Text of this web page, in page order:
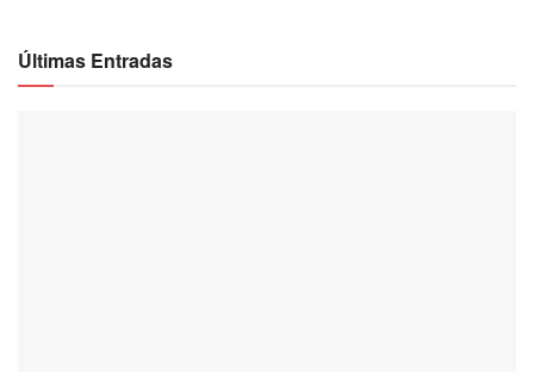
Últimas Entradas